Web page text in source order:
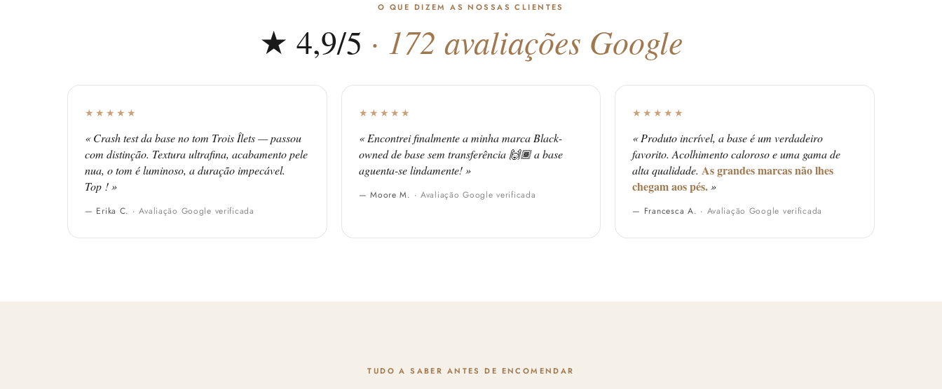
O QUE DIZEM AS NOSSAS CLIENTES
★ 4,9/5 · 172 avaliações Google
★★★★★
« Crash test da base no tom Trois Îlets — passou
com distinção. Textura ultrafina, acabamento pele
nua, o tom é luminoso, a duração impecável.
Top ! »
— Erika C. ·Avaliação Google verificada
★★★★★
« Encontrei finalmente a minha marca Black-
owned de base sem transferência 🙌🏾 a base
aguenta-se lindamente! »
— Moore M. ·Avaliação Google verificada
★★★★★
« Produto incrível, a base é um verdadeiro
favorito. Acolhimento caloroso e uma gama de
alta qualidade. As grandes marcas não lhes
chegam aos pés.»
— Francesca A. · Avaliação Google verificada
TUDO A SABER ANTES DE ENCOMENDAR